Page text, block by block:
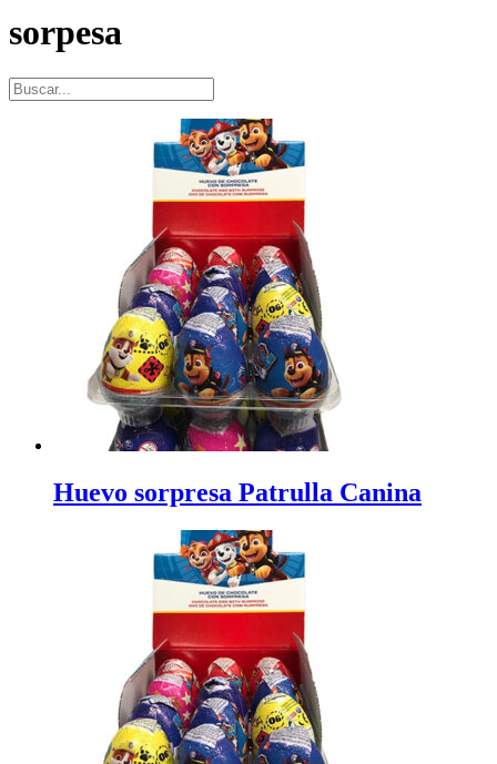
sorpesa
Huevo sorpresa Patrulla Canina